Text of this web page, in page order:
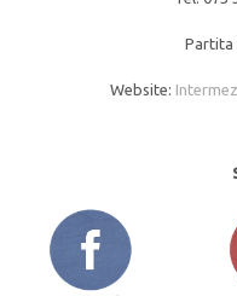
Partita
Website: